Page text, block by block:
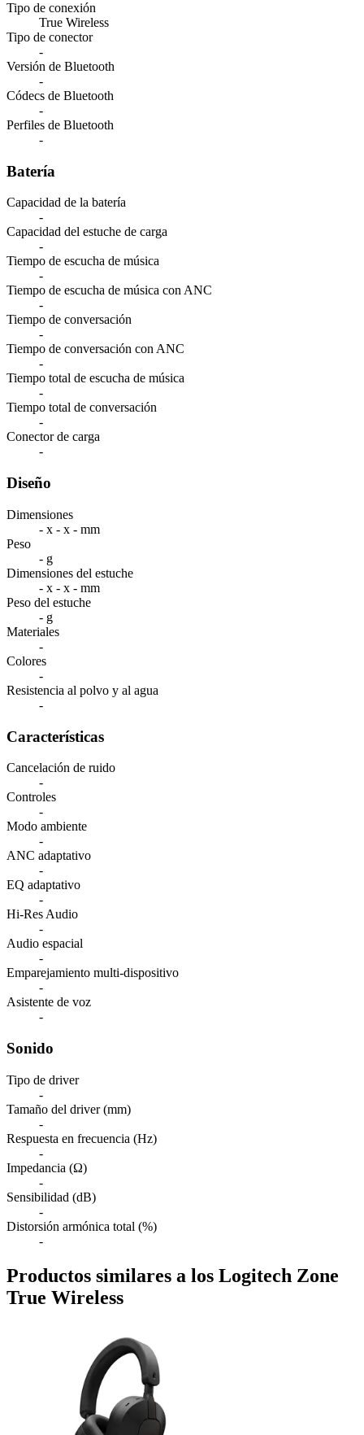
Tipo de conexión
True Wireless
Tipo de conector
-
Versión de Bluetooth
-
Códecs de Bluetooth
-
Perfiles de Bluetooth
-
Batería
Capacidad de la batería
-
Capacidad del estuche de carga
-
Tiempo de escucha de música
-
Tiempo de escucha de música con ANC
-
Tiempo de conversación
-
Tiempo de conversación con ANC
-
Tiempo total de escucha de música
-
Tiempo total de conversación
-
Conector de carga
-
Diseño
Dimensiones
- x - x - mm
Peso
- g
Dimensiones del estuche
- x - x - mm
Peso del estuche
- g
Materiales
-
Colores
-
Resistencia al polvo y al agua
-
Características
Cancelación de ruido
-
Controles
-
Modo ambiente
-
ANC adaptativo
-
EQ adaptativo
-
Hi-Res Audio
-
Audio espacial
-
Emparejamiento multi-dispositivo
-
Asistente de voz
-
Sonido
Tipo de driver
-
Tamaño del driver (mm)
-
Respuesta en frecuencia (Hz)
-
Impedancia (Ω)
-
Sensibilidad (dB)
-
Distorsión armónica total (%)
-
Productos similares a los Logitech Zone
True Wireless